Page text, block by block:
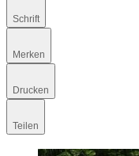
Schrift
Merken
Drucken
Teilen